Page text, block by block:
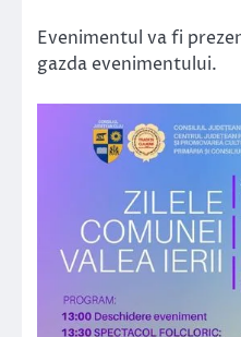
Evenimentul va fi
gazda evenimentului.